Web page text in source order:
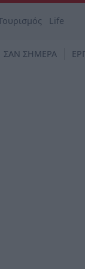
Life
ΣΑΝ ΣΗΜΕΡΑ